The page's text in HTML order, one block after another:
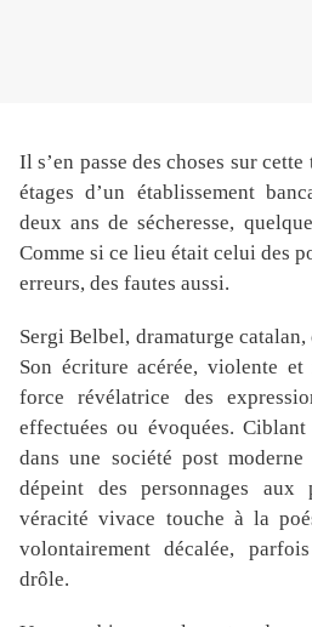
Il s’en passe des choses sur
étages d’un établissement
deux ans de sécheresse,
Comme si ce lieu était celui des
erreurs, des fautes aussi.
Sergi Belbel, dramaturge
Son écriture acérée, violente
force révélatrice des
effectuées ou évoquées.
dans une société post
dépeint des personnages aux
véracité vivace touche à la
volontairement décalée,
drôle.